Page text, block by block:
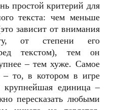
простой критерий для
текста: чем меньше
зависит от внимания
от степени его
текстом), тем он
– тем хуже. Самое
– то, в котором в игре
крупнейшая единица –
пересказать любыми